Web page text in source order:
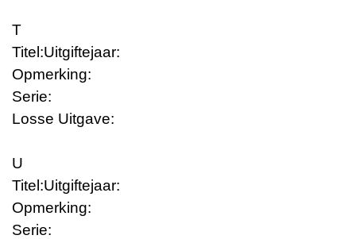
T
Titel:Uitgiftejaar:
Opmerking:
Serie:
Losse Uitgave:
U
Titel:Uitgiftejaar:
Opmerking:
Serie: